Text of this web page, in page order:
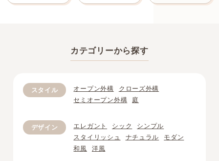
カテゴリーから探す
スタイル オープン外構
クローズ外構
セミオープン外構
庭
デザイン エレガント シック
シンプル
スタイリッシュ
ナチュラル
モダン
和風
洋風